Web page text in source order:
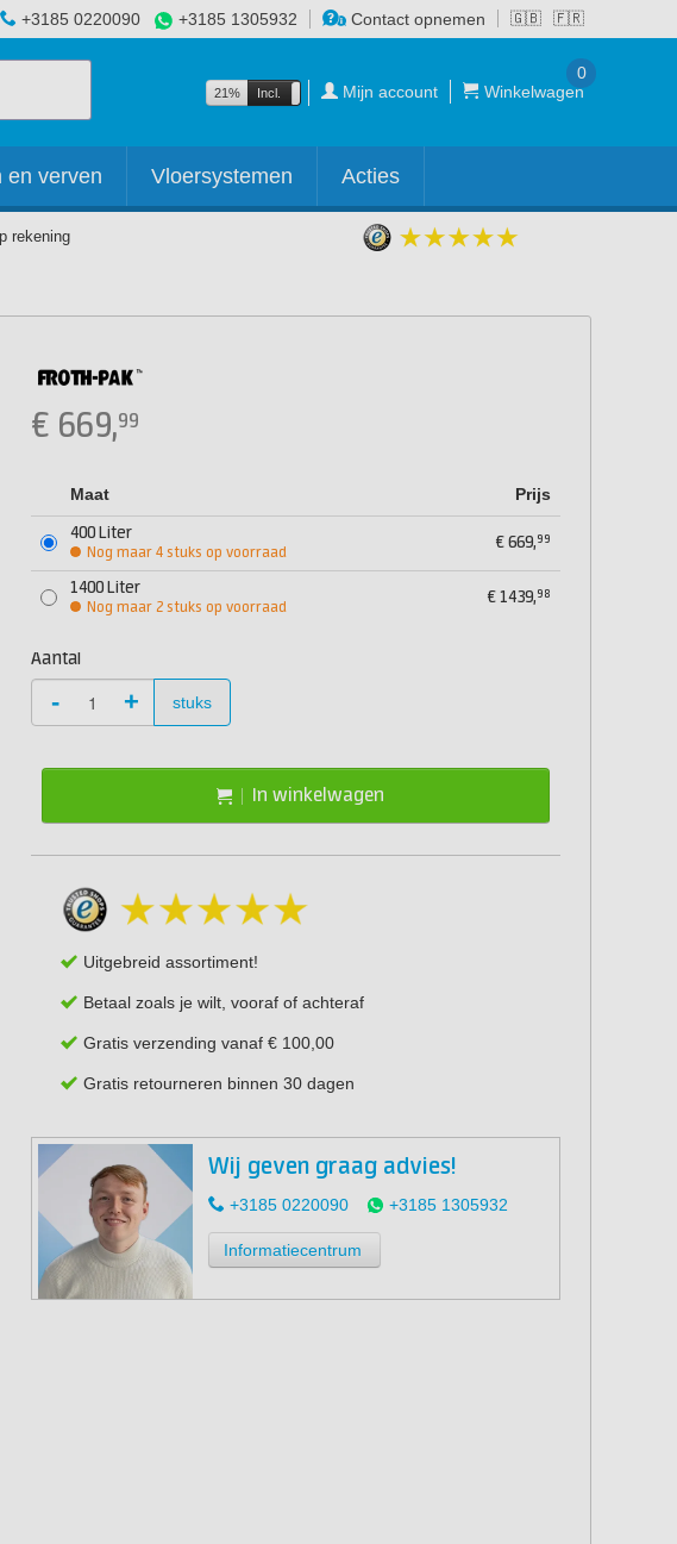
🇬🇧 🇫🇷
+3185 0220090 +3185 1305932 Contact opnemen
21% Incl. Excl. Mijn account Winkelwagen
0
en verven Vloersystemen Acties
rekening
€ 669,99
Maat Prijs
400 Liter
Nog maar 4 stuks op voorraad
€669,99
1400 Liter
Nog maar 2 stuks op voorraad
€1439,98
Aantal
- + stuks
In winkelwagen
Uitgebreid assortiment!
Betaal zoals je wilt, vooraf of achteraf
Gratis verzending vanaf € 100,00
Gratis retourneren binnen 30 dagen
Wij geven graag advies!
+3185 0220090 +3185 1305932
Informatiecentrum